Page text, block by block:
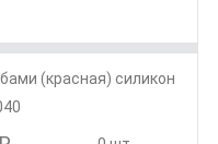
(красная) силикон